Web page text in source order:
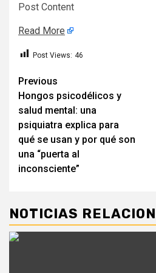
Post Content
Read More
Post Views: 46
Post
navigation
Previous
Hongos psicodélicos y
salud mental: una
psiquiatra explica para
qué se usan y por qué son
una “puerta al
inconsciente”
NOTICIAS